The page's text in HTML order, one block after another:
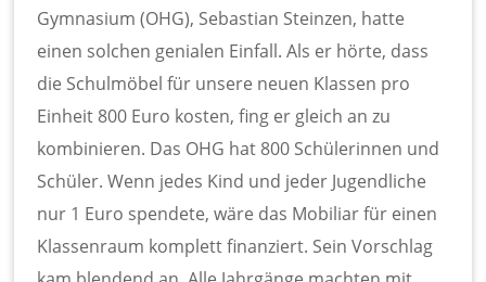
Gymnasium (OHG), Sebastian Steinzen, hatte
einen solchen genialen Einfall. Als er hörte, dass
die Schulmöbel für unsere neuen Klassen pro
Einheit 800 Euro kosten, fing er gleich an zu
kombinieren. Das OHG hat 800 Schülerinnen und
Schüler. Wenn jedes Kind und jeder Jugendliche
nur 1 Euro spendete, wäre das Mobiliar für einen
Klassenraum komplett finanziert. Sein Vorschlag